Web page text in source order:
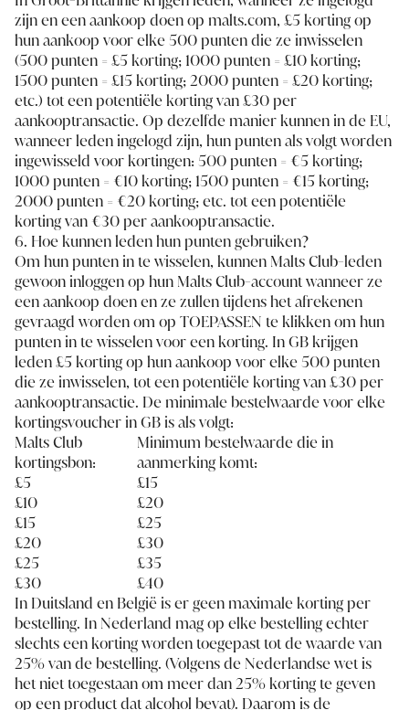
zijn en een aankoop doen op malts.com, £5 korting op
hun aankoop voor elke 500 punten die ze inwisselen
(500 punten = £5 korting; 1000 punten = £10 korting;
1500 punten = £15 korting; 2000 punten = £20 korting;
etc.) tot een potentiële korting van £30 per
aankooptransactie. Op dezelfde manier kunnen in de EU,
wanneer leden ingelogd zijn, hun punten als volgt worden
ingewisseld voor kortingen: 500 punten = €5 korting;
1000 punten = €10 korting; 1500 punten = €15 korting;
2000 punten = €20 korting; etc. tot een potentiële
korting van €30 per aankooptransactie.
6. Hoe kunnen leden hun punten gebruiken?
Om hun punten in te wisselen, kunnen Malts Club-leden
gewoon inloggen op hun Malts Club-account wanneer ze
een aankoop doen en ze zullen tijdens het afrekenen
gevraagd worden om op TOEPASSEN te klikken om hun
punten in te wisselen voor een korting. In GB krijgen
leden £5 korting op hun aankoop voor elke 500 punten
die ze inwisselen, tot een potentiële korting van £30 per
aankooptransactie. De minimale bestelwaarde voor elke
kortingsvoucher in GB is als volgt:
Malts Club
kortingsbon:
Minimum bestelwaarde die in
aanmerking komt:
£5
£15
£10
£20
£15
£25
£20
£30
£25
£35
£30
£40
In Duitsland en België is er geen maximale korting per
bestelling. In Nederland mag op elke bestelling echter
slechts een korting worden toegepast tot de waarde van
25% van de bestelling. (Volgens de Nederlandse wet is
het niet toegestaan om meer dan 25% korting te geven
op een product dat alcohol bevat). Daarom is de